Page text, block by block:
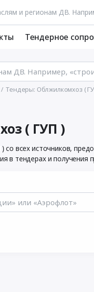
Тендерное
Тендеры: Облжилкомхоз (
( ГУП )
со всех источников,
в тендерах и получения